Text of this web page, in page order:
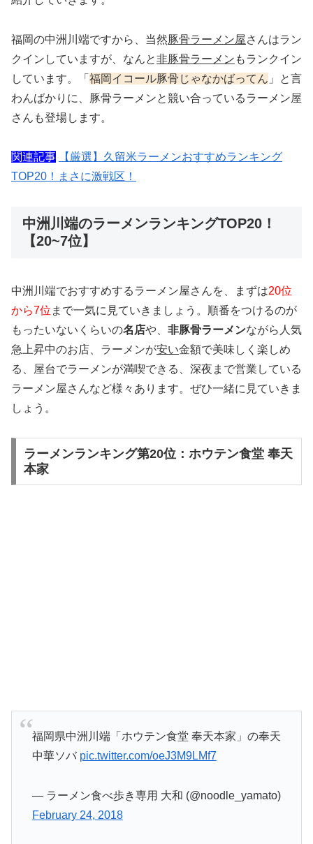
福岡の中洲川端ですから、当然豚骨ラーメン屋さんはラン
クインしていますが、なんと非豚骨ラーメン もランクイン
しています。「 福岡イコール豚骨じゃなかばってん 」と言
わんばかりに、豚骨ラーメンと競い合っているラーメン屋
さんも登場します。
関連記事
【厳選】久留米ラーメンおすすめランキング
TOP20！まさに激戦区！
中洲川端のラーメンランキングTOP20！
【20~7位】
中洲川端でおすすめするラーメン屋さんを、まずは20位
から7位 まで一気に見ていきましょう。順番をつけるのが
もったいないくらいの名店や、 非豚骨ラーメンながら人気
急上昇中のお店、ラーメンが安い金額で美味しく楽しめ
る、屋台でラーメンが満喫できる、深夜まで営業している
ラーメン屋さんなど様々あります。ぜひ一緒に見ていきま
しょう。
ラーメンランキング第20位：ホウテン食堂 奉天
本家
福岡県中洲川端「ホウテン食堂 奉天本家」の奉天
中華ソバ pic.twitter.com/oeJ3M9LMf7
— ラーメン食べ歩き専用 大和 (@noodle_yamato)
February 24, 2018